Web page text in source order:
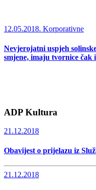
12.05.2018. Korporativne
Nevjerojatni uspjeh
smjene, imaju tvornice čak
ADP Kultura
21.12.2018
Obavijest o prijelazu iz
21.12.2018